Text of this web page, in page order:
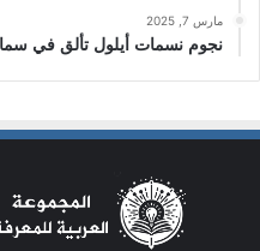
مارس 7, 2025
نجوم نسمات أيلول تألق في